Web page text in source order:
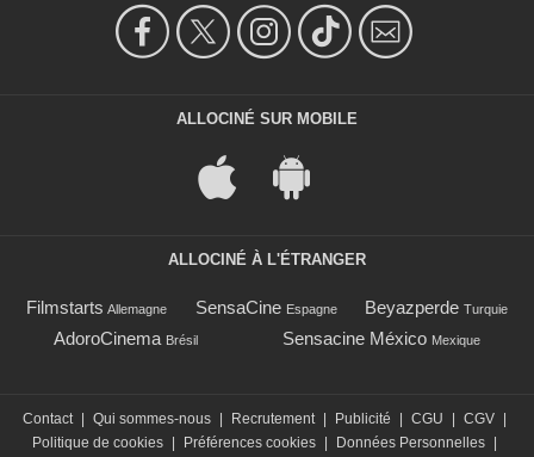
ALLOCINÉ SUR MOBILE
ALLOCINÉ À L'ÉTRANGER
Filmstarts Allemagne SensaCine Espagne Beyazperde Turquie
AdoroCinema Brésil Sensacine México Mexique
Contact Qui sommes-nous Recrutement Publicité CGU CGV
Politique de cookies
Préférences cookies Données Personnelles